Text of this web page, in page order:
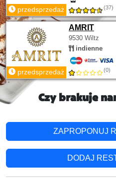
przedsprzedaż (37)
AMRIT
9530 Wiltz
indienne
przedsprzedaż (0)
Czy brakuje
ZAPROPONUJ
DODAJ